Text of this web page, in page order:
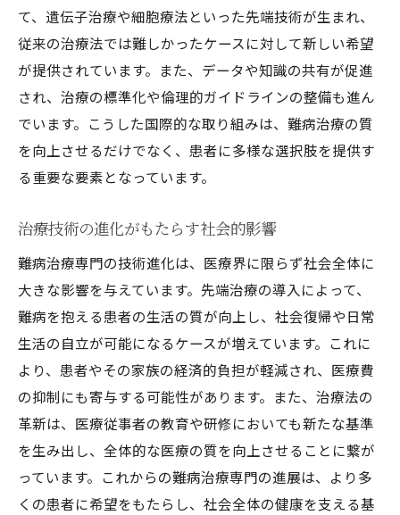
て、遺伝子治療や細胞療法といった先端技術が生まれ、
従来の治療法では難しかったケースに対して新しい希望
が提供されています。また、データや知識の共有が促進
され、治療の標準化や倫理的ガイドラインの整備も進ん
でいます。こうした国際的な取り組みは、難病治療の質
を向上させるだけでなく、患者に多様な選択肢を提供す
る重要な要素となっています。
治療技術の進化がもたらす社会的影響
難病治療専門の技術進化は、医療界に限らず社会全体に
大きな影響を与えています。先端治療の導入によって、
難病を抱える患者の生活の質が向上し、社会復帰や日常
生活の自立が可能になるケースが増えています。これに
より、患者やその家族の経済的負担が軽減され、医療費
の抑制にも寄与する可能性があります。また、治療法の
革新は、医療従事者の教育や研修においても新たな基準
を生み出し、全体的な医療の質を向上させることに繋が
っています。これからの難病治療専門の進展は、より多
くの患者に希望をもたらし、社会全体の健康を支える基